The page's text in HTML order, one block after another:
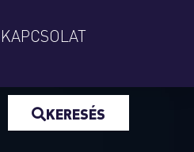
KAPCSOLAT
KERESÉS